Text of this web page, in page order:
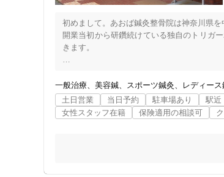
チャットでの事前相
痛みの少ない鍼シー
支払いに関する特徴
初めまして。あおば鍼灸整骨院は神奈川県
開業当初から研鑽続けている独自のトリガ
きます。
一般治療
美容鍼 スポーツ鍼灸
レディース
土日営業
当日予約 駐車場あり 駅近
女性スタッフ在籍
保険適用の相談可